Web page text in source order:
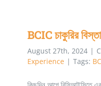
BCIC চাকুরির
August 27th, 2024 |
Experience | Tags: